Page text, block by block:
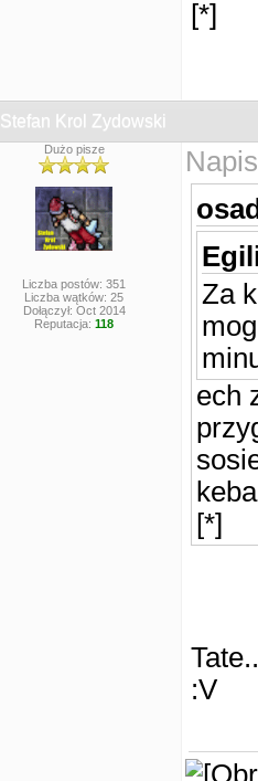
[*]
Stefan Krol Zydowski
Dużo pisze
Liczba postów: 351
Liczba wątków: 25
Dołączył: Oct 2014
Reputacja: 118
Za
ech
[*]
:V